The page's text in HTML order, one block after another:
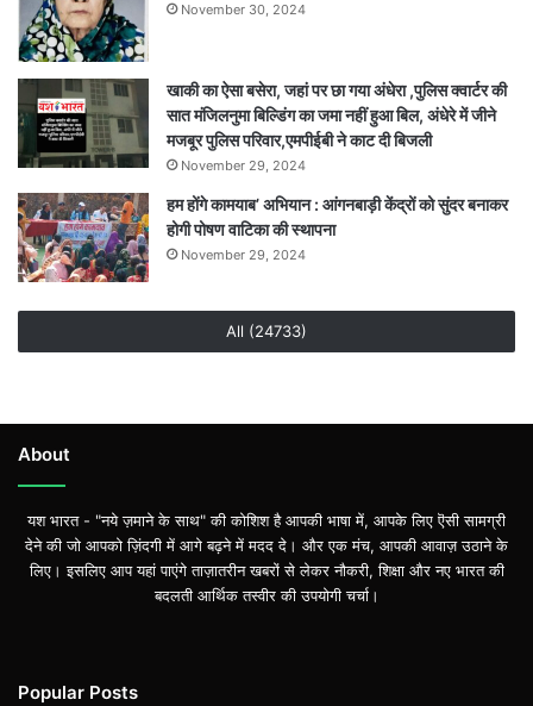
November 30, 2024
खाकी का ऐसा बसेरा, जहां पर छा गया अंधेरा ,पुलिस क्वार्टर की
सात मंजिलनुमा बिल्डिंग का जमा नहीं हुआ बिल, अंधेरे में जीने
मजबूर पुलिस परिवार,एमपीईबी ने काट दी बिजली
November 29, 2024
हम होंगे कामयाब’ अभियान : आंगनबाड़ी केंद्रों को सुंदर बनाकर
होगी पोषण वाटिका की स्थापना
November 29, 2024
All (24733)
About
यश भारत - "नये ज़माने के साथ" की कोशिश है आपकी भाषा में, आपके लिए ऎसी सामग्री
देने की जो आपको ज़िंदगी में आगे बढ़ने में मदद दे। और एक मंच, आपकी आवाज़ उठाने के
लिए। इसलिए आप यहां पाएंगे ताज़ातरीन खबरों से लेकर नौकरी, शिक्षा और नए भारत की
बदलती आर्थिक तस्वीर की उपयोगी चर्चा।
Popular Posts